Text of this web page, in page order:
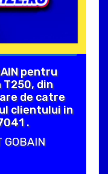
pentru
T250, din
de catre
clientului in
.